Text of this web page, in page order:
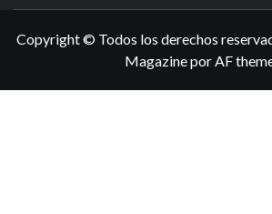
Copyright © Todos los derechos
MagazineporAF